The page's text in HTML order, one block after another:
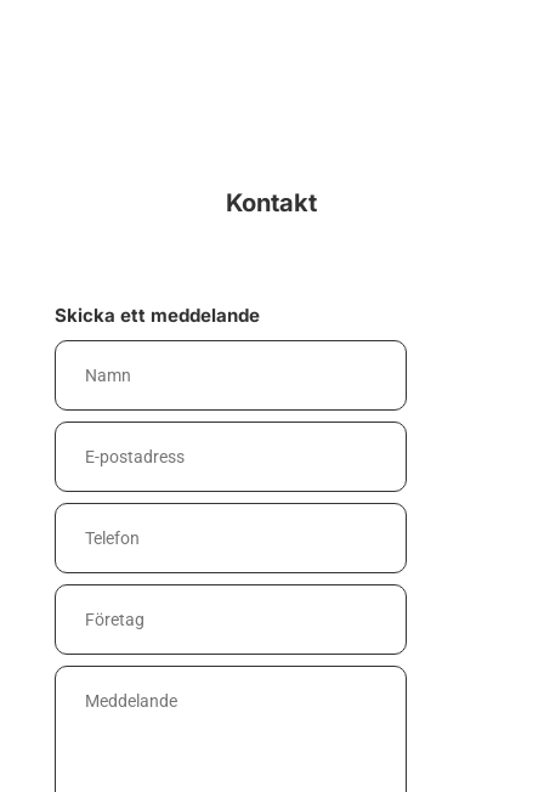
Kontakt
Skicka ett meddelande